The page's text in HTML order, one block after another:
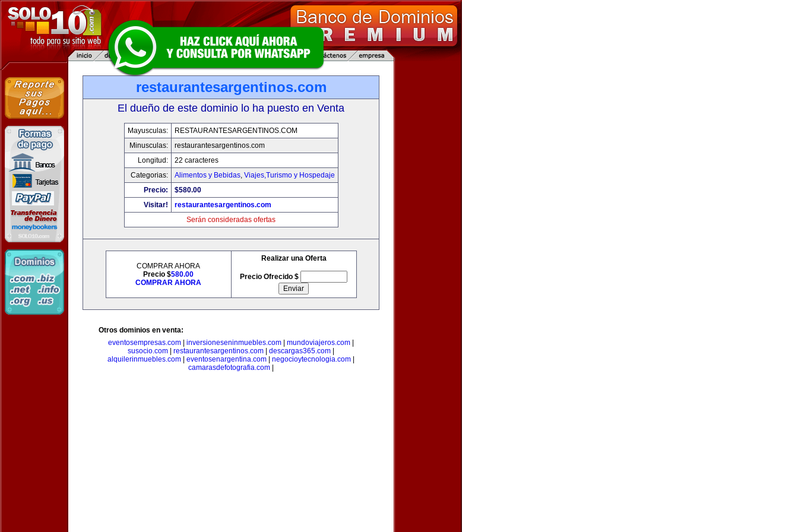
restaurantesargentinos.com
El dueño de este dominio lo ha puesto en Venta
Mayusculas:
RESTAURANTESARGENTINOS.COM
Minusculas:
restaurantesargentinos.com
Longitud:
22 caracteres
Categorias:
Alimentos y Bebidas, Viajes,Turismo y Hospedaje
Precio:
$580.00
Visitar!
restaurantesargentinos.com
Serán consideradas ofertas
COMPRAR AHORA
Precio $580.00
COMPRAR AHORA
Realizar una Oferta
Precio Ofrecido $
Otros dominios en venta:
eventosempresas.com
inversioneseninmuebles.com mundoviajeros.com
susocio.com
restaurantesargentinos.com descargas365.com
alquilerinmuebles.com
eventosenargentina.com negocioytecnologia.com
camarasdefotografia.com